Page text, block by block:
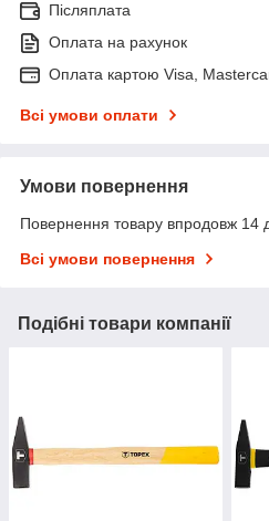
Післяплата
Оплата на рахунок
Оплата картою Visa,
Всі умови оплати
Умови повернення
Повернення товару впродовж 14
Всі умови повернення
Подібні товари компанії